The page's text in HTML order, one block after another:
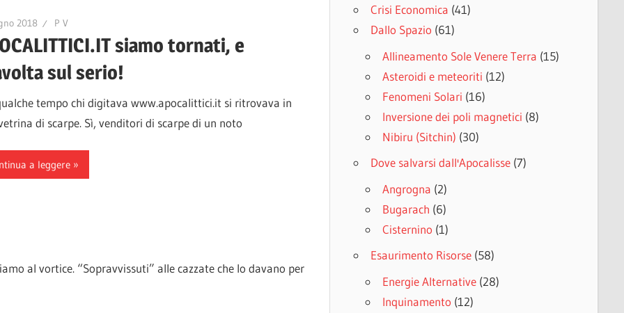
2018 P V
siamo tornati, e
sul serio!
tempo chi digitava www.apocalittici.it si ritrovava in
di scarpe. Sì, venditori di scarpe di un noto
a leggere
al vortice. “Sopravvissuti” alle cazzate che lo davano per
Crisi Economica (41)
Dallo Spazio (61)
Allineamento Sole Venere Terra (15)
Asteroidi e meteoriti (12)
Fenomeni Solari (16)
Inversione dei poli magnetici (8)
Nibiru (Sitchin) (30)
Dove salvarsi dall'Apocalisse(7)
Angrogna (2)
Bugarach (6)
Cisternino (1)
Esaurimento Risorse(58)
Energie Alternative(28)
Inquinamento (12)